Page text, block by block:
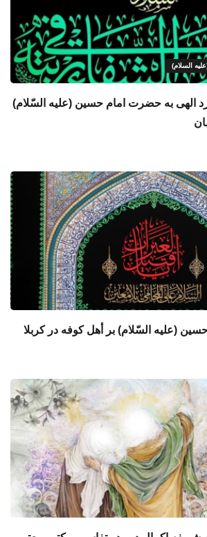
السلام)
الهی به حضرت امام حسین (علیه السّلام)
(عليه السّلام) بر أهل كوفه در كربلا